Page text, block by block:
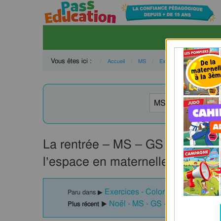
Vous êtes ici : Accueil MS Explorer le monde
La rentrée – MS – GS –
l’espace en maternelle – Cycle
Paru dans ▶ Exercices - Coloriages : MS -
Plus récent ▶ Noël - MS - GS - Puzzle -